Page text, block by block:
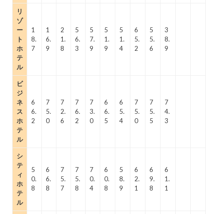
リ
ゾ
ー
ト
ホ
テ
ル
1
8.
7
1
6.
9
2
1.
8
5
6.
3
5
7.
9
5
1.
9
5
1.
4
6
5.
2
5
5.
6
3
8.
9
ビ
ジ
ネ
ス
ホ
テ
ル
6
6.
2
7
5.
0
7
2.
6
7
6.
2
7
3.
0
6
6.
5
6
5.
4
7
5.
0
7
5.
5
7
4.
3
シ
テ
ィ
ホ
テ
ル
5
0.
8
6
6.
8
7
5.
7
7
5.
8
7
0.
4
6
0.
8
5
8.
9
6
2.
1
6
9.
8
6
1.
1